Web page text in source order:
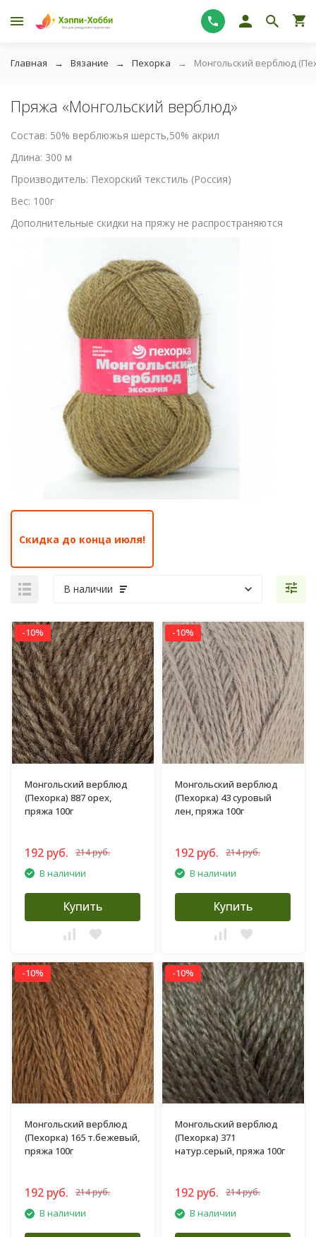
Главная Вязание Пехорка Монгольский верблюд
Пряжа «Монгольский верблюд»
Состав: 50% верблюжья шерсть,50% акрил
Длина: 300 м
Производитель: Пехорский текстиль (Россия)
Вес: 100г
Дополнительные скидки на пряжу не распространяются
Скидка до конца июля!
В наличии
-10%
Монгольский верблюд
(Пехорка) 887 орех,
пряжа 100г
192 руб. 214 руб.
В наличии
Купить
-10%
Монгольский верблюд
(Пехорка) 43 суровый
лен, пряжа 100г
192 руб. 214 руб.
В наличии
Купить
-10%
Монгольский верблюд
(Пехорка) 165 т.бежевый,
пряжа 100г
192 руб. 214 руб.
В наличии
-10%
Монгольский верблюд
(Пехорка) 371
натур.серый, пряжа 100г
192 руб. 214 руб.
В наличии